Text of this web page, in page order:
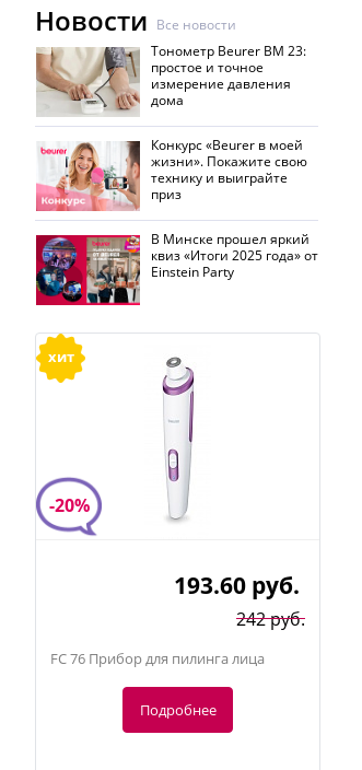
Новости Все новости
Тонометр Beurer BM 23:
простое и точное
измерение давления
дома
Конкурс «Beurer в моей
жизни». Покажите свою
технику и выиграйте
приз
В Минске прошел яркий
квиз «Итоги 2025 года» от
Einstein Party
хит
-20%
193.60 руб.
242 руб.
FC 76 Прибор для пилинга лица
Подробнее